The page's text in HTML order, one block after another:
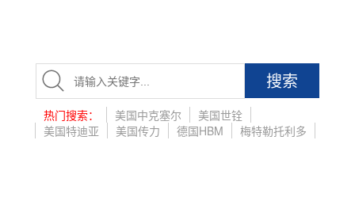
搜索
热门搜索： 美国中克塞尔
美国世铨
美国特迪亚
美国传力 德国HBM 梅特勒托利多